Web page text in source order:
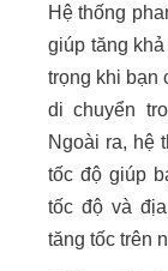
Hệ thống
giúp tăng
trọng khi bạn
di chuyển
Ngoài ra, hệ
tốc độ giúp
tốc độ và
tăng tốc trên